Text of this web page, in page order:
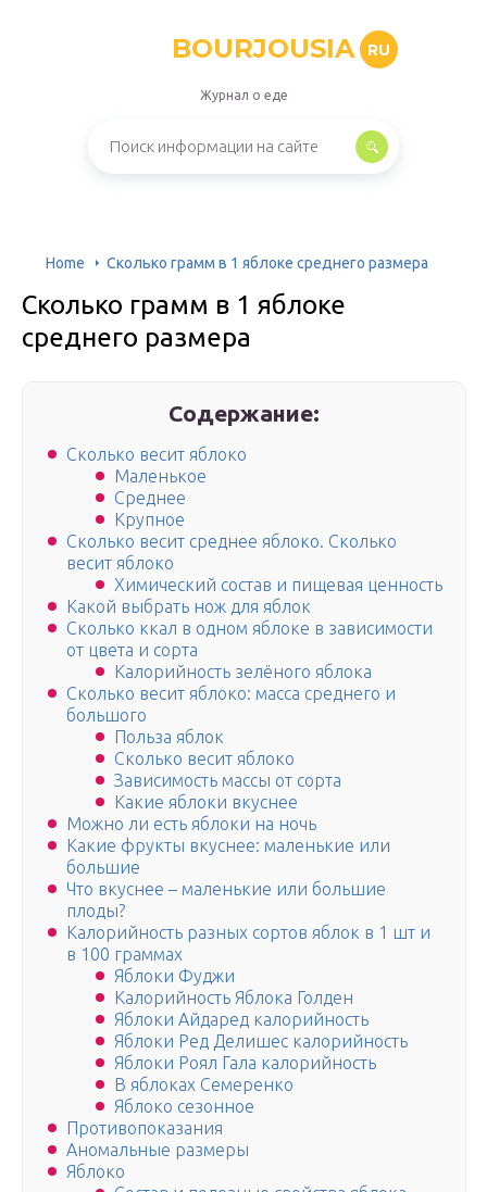
BOURJOUSIA RU
Журнал о еде
Home Сколько грамм в 1 яблоке среднего размера
Сколько грамм в 1 яблоке
среднего размера
Содержание:
Сколько весит яблоко
Маленькое
Среднее
Крупное
Сколько весит среднее яблоко. Сколько
весит яблоко
Химический состав и пищевая ценность
Какой выбрать нож для яблок
Сколько ккал в одном яблоке в зависимости
от цвета и сорта
Калорийность зелёного яблока
Сколько весит яблоко: масса среднего и
большого
Польза яблок
Сколько весит яблоко
Зависимость массы от сорта
Какие яблоки вкуснее
Можно ли есть яблоки на ночь
Какие фрукты вкуснее: маленькие или
большие
Что вкуснее – маленькие или большие
плоды?
Калорийность разных сортов яблок в 1 шт и
в 100 граммах
Яблоки Фуджи
Калорийность Яблока Голден
Яблоки Айдаред калорийность
Яблоки Ред Делишес калорийность
Яблоки Роял Гала калорийность
В яблоках Семеренко
Яблоко сезонное
Противопоказания
Аномальные размеры
Яблоко